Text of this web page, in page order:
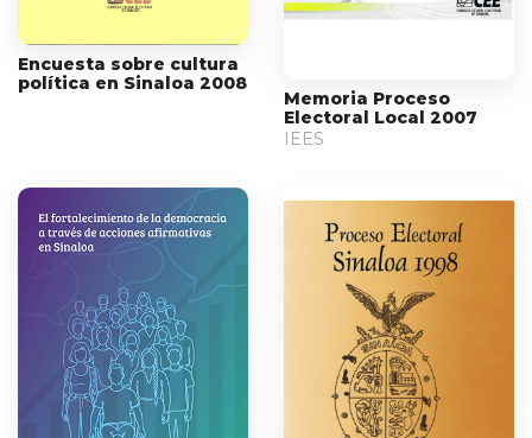
Encuesta sobre cultura
política en Sinaloa 2008
Memoria Proceso
Electoral Local 2007
IEES